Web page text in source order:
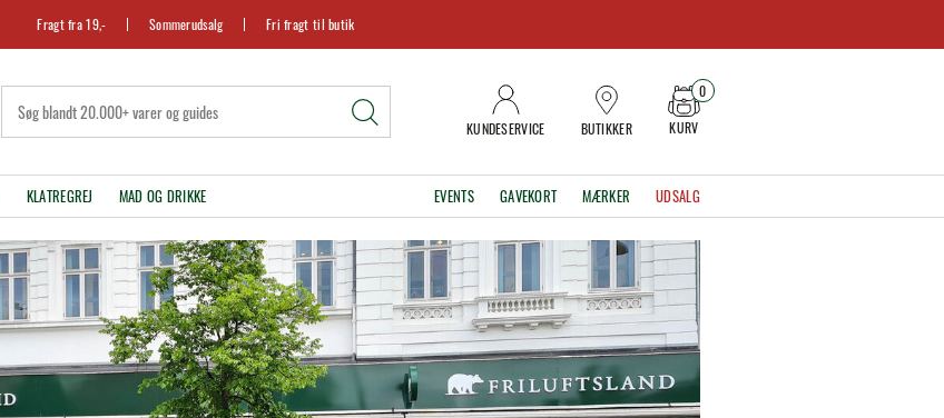
Fragt fra 19,- Sommerudsalg Fri fragt til butik
KUNDESERVICE BUTIKKER KURV
0
KLATREGREJ MAD OG DRIKKE EVENTS GAVEKORT MÆRKER UDSALG